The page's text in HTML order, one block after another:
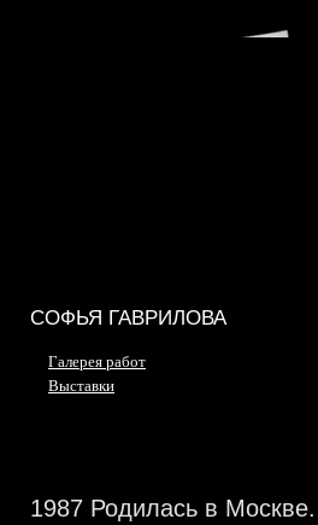
СОФЬЯ ГАВРИЛОВА
Галерея работ
Выставки
1987 Родилась в Москве.